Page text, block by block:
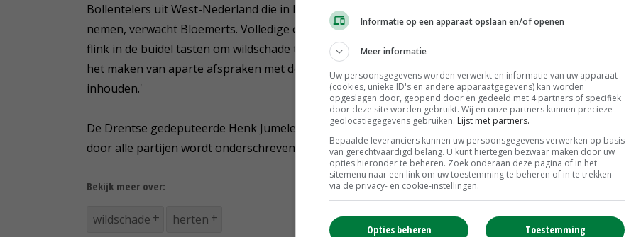
Bollentelers uit West-Nederland die in het Noorden hun bollen vermeerderen, zullen het risico niet
nemen, verwacht Bloemerts. Volledige omheining kan wel eens goedkoper uitpakken dan ieder jaar
flink in de buidel tasten om wildschade te vergoeden, schat LTO Noord in. 'Er wordt nu gerept over
het maken van aparte afspraken met de telers in het gebied. We zijn benieuwd wat die dan
inhouden.'
De Drentse gedeputeerde Henk Jumelet laat weten alleen voor een herintroductieplan te gaan dat
door alle partijen wordt onderschreven.
Bekijk meer over:
wildschade herten
Informatie op een apparaat opslaan en/of openen
Meer informatie
Uw persoonsgegevens worden verwerkt en informatie van uw apparaat
(cookies, unieke ID's en andere apparaatgegevens) kan worden
opgeslagen door, geopend door en gedeeld met 4 partners of specifiek
door deze site worden gebruikt. Wij en onze partners kunnen precieze
geolocatiegegevens gebruiken. Lijst met partners.
Bepaalde leveranciers kunnen uw persoonsgegevens verwerken op basis
van gerechtvaardigd belang. U kunt hiertegen bezwaar maken door uw
opties hieronder te beheren. Zoek onderaan deze pagina of in het
sitemenu naar een link om uw toestemming te beheren of in te trekken
via de privacy- en cookie-instellingen.
Toestemming
Opties beheren